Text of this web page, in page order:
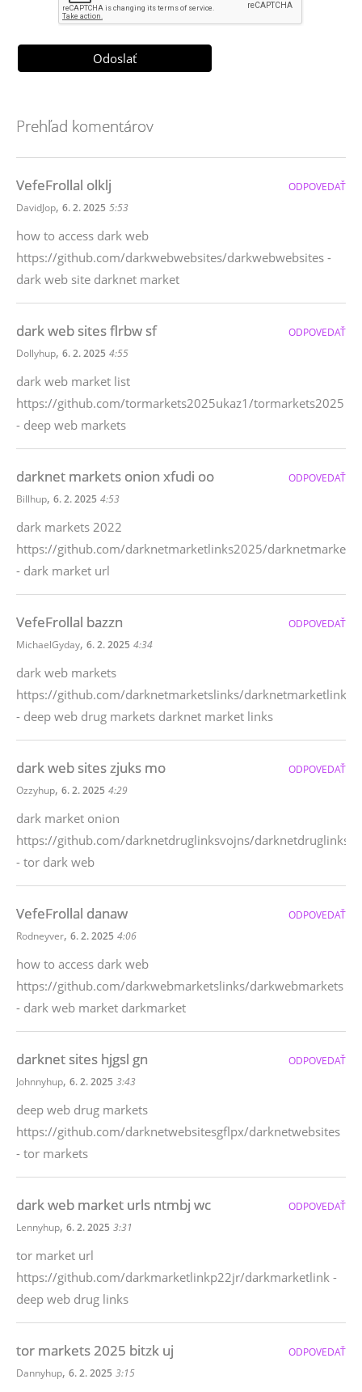
Prehľad komentárov
VefeFrollal olklj
DavidJop, 6. 2. 2025 5:53
how to access dark web
https://github.com/darkwebwebsites/darkwebwebsites -
dark web site darknet market
ODPOVEDAŤ
dark web sites flrbw sf
Dollyhup, 6. 2. 2025 4:55
dark web market list
https://github.com/tormarkets2025ukaz1/tormarkets2025
- deep web markets
ODPOVEDAŤ
darknet markets onion xfudi oo
Billhup, 6. 2. 2025 4:53
dark markets 2022
https://github.com/darknetmarketlinks2025/darknetmarkets
- dark market url
ODPOVEDAŤ
VefeFrollal bazzn
MichaelGyday, 6. 2. 2025 4:34
dark web markets
https://github.com/darknetmarketslinks/darknetmarketlinks
- deep web drug markets darknet market links
ODPOVEDAŤ
dark web sites zjuks mo
Ozzyhup, 6. 2. 2025 4:29
dark market onion
https://github.com/darknetdruglinksvojns/darknetdruglinks
- tor dark web
ODPOVEDAŤ
VefeFrollal danaw
Rodneyver, 6. 2. 2025 4:06
how to access dark web
https://github.com/darkwebmarketslinks/darkwebmarkets
- dark web market darkmarket
ODPOVEDAŤ
darknet sites hjgsl gn
Johnnyhup, 6. 2. 2025 3:43
deep web drug markets
https://github.com/darknetwebsitesgflpx/darknetwebsites
- tor markets
ODPOVEDAŤ
dark web market urls ntmbj wc
Lennyhup, 6. 2. 2025 3:31
tor market url
https://github.com/darkmarketlinkp22jr/darkmarketlink -
deep web drug links
ODPOVEDAŤ
tor markets 2025 bitzk uj
Dannyhup, 6. 2. 2025 3:15
ODPOVEDAŤ